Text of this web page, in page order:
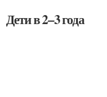
Дети в 2–3 года